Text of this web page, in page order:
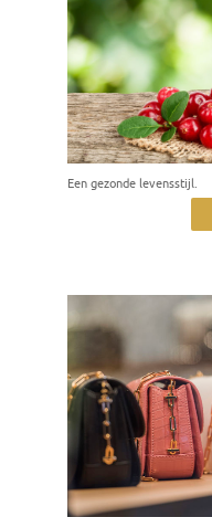
Een gezonde levensstijl.